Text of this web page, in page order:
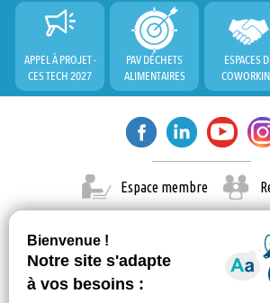
APPEL À PROJET -
CES TECH 2027
PAV DÉCHETS
ALIMENTAIRES
ESPACES
Espace membre